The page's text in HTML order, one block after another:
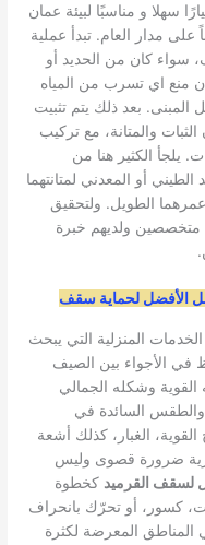
سهلا و مناسبًا لبيئة عمان
مدار العام. تبدأ عملية
سواء كان من الحديد أو
منع اي تسرب من المياه
بعد ذلك يتم تثبيت
والمتانة، مع تركيب
يلجأ الكثير هنا من
أو المعدني لمتانتهما
الطويل. ولتحقيق
متخصصين ولديهم خبرة
الأفضل لحماية سقف
المنزلية التي يبحث
في الأجواء بين الصيف
القوية وشكله الجمالي
والطقس السائدة في
الغبار، كذلك أشعة
ضرورة قصوى وليس
القرميد كخطوة
كسور، أو تحرّك بانحراف
المناطق المعرضة لكثرة